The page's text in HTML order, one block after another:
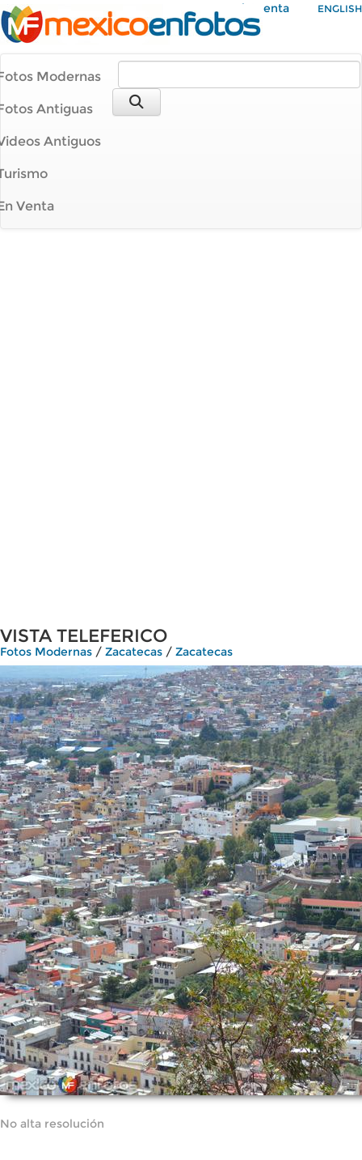
Mi Cuenta ENGLISH
Modernas
Antiguas
Antiguos
Venta
VISTA TELEFERICO
Fotos Modernas / Zacatecas / Zacatecas
No alta resolución